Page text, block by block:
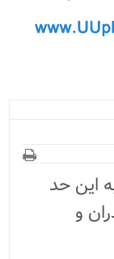
این حد
و